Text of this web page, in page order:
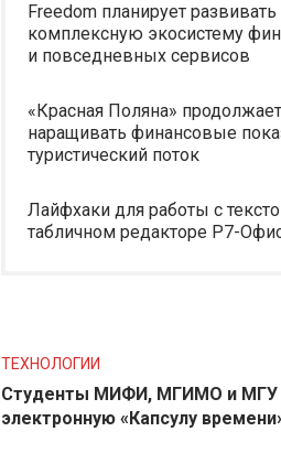
Freedom планирует
комплексную экосистему
и повседневных сервисов
«Красная Поляна» продолжает
наращивать финансовые
туристический поток
Лайфхаки для работы с
табличном редакторе Р7-
ТЕХНОЛОГИИ
Студенты МИФИ, МГИМО и МГУ
электронную «Капсулу